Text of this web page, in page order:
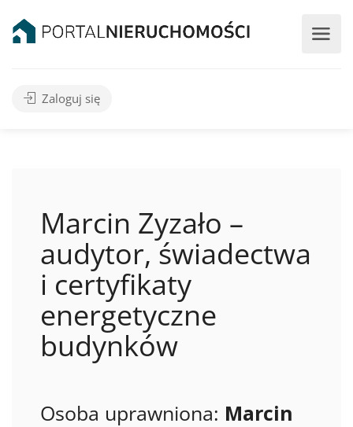
Zaloguj się
Marcin Zyzało –
audytor, świadectwa
i certyfikaty
energetyczne
budynków
Osoba uprawniona: Marcin